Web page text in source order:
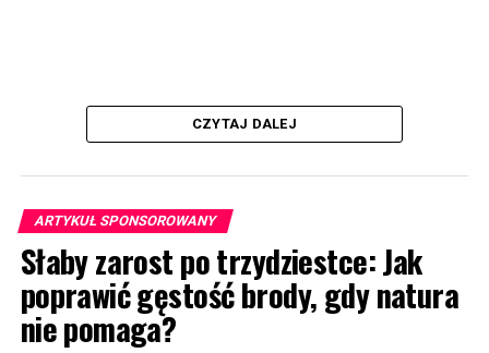
CZYTAJ DALEJ
ARTYKUŁ SPONSOROWANY
Słaby zarost po trzydziestce: Jak
poprawić gęstość brody, gdy natura
nie pomaga?